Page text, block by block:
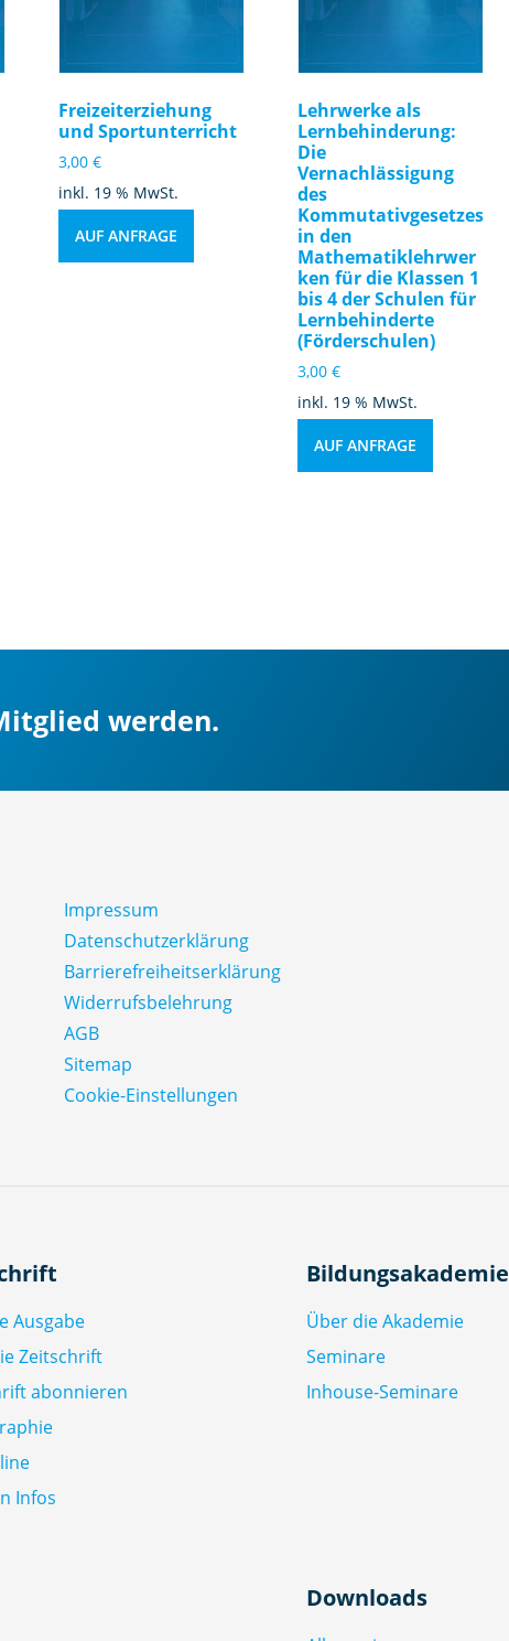
Freizeiterziehung
und Sportunterricht
3,00 €
inkl. 19 % MwSt.
AUF ANFRAGE
Lehrwerke als
Lernbehinderung:
Die
Vernachlässigung
des
Kommutativgesetzes
in den
Mathematiklehrwer
ken für die Klassen 1
bis 4 der Schulen für
Lernbehinderte
(Förderschulen)
3,00 €
inkl. 19 % MwSt.
AUF ANFRAGE
werden.
Impressum
Datenschutz­erklärung
Barrierefreiheitserklärung
Widerrufsbelehrung
AGB
Sitemap
Cookie-Einstellungen
Ausgabe
Zeitschrift
abonnieren
Infos
Bildungsakademie
Über die Akademie
Seminare
Inhouse-Seminare
Downloads